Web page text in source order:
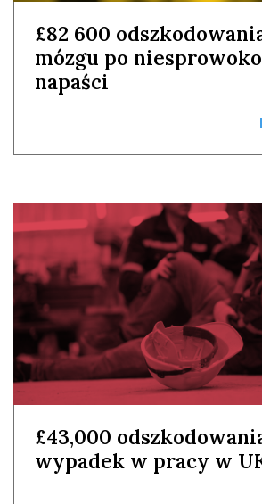
£82 600
mózgu po
napaści
£43,000
wypadek w pracy w